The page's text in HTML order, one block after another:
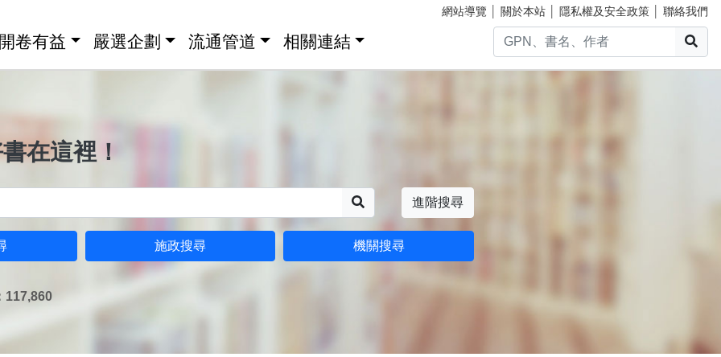
網站導覽 關於本站 隱私權及安全政策 聯絡我們
卷有益 嚴選企劃 流通管道 相關連結
在這裡！
進階搜尋
施政搜尋 機關搜尋
117,860